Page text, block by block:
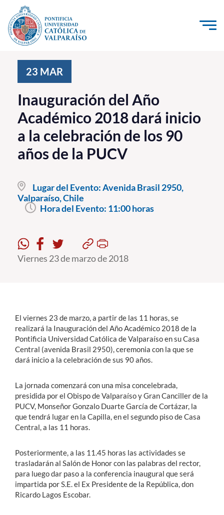
Click acá para ir directamente al contenido
Investigación, Creación e Innovación
PUCV Internacional
Vinculación con el Medio
Admisión
Pregrado
Postgrado
Estudiantes
English
23 MAR
Inauguración del Año
Académico 2018 dará inicio
a la celebración de los 90
años de la PUCV
Lugar del Evento:Avenida Brasil 2950,
Valparaíso, Chile
Hora del Evento: 11:00 horas
Viernes 23 de marzo de 2018
El viernes 23 de marzo, a partir de las 11 horas, se
realizará la Inauguración del Año Académico 2018 de la
Pontificia Universidad Católica de Valparaíso en su Casa
Central (avenida Brasil 2950), ceremonia con la que se
dará inicio a la celebración de sus 90 años.
La jornada comenzará con una misa concelebrada,
presidida por el Obispo de Valparaíso y Gran Canciller de la
PUCV, Monseñor Gonzalo Duarte García de Cortázar, la
que tendrá lugar en la Capilla, en el segundo piso de Casa
Central, a las 11 horas.
Posteriormente, a las 11.45 horas las actividades se
trasladarán al Salón de Honor con las palabras del rector,
para luego dar paso a la conferencia inaugural que será
impartida por S.E. el Ex Presidente de la República, don
Ricardo Lagos Escobar.